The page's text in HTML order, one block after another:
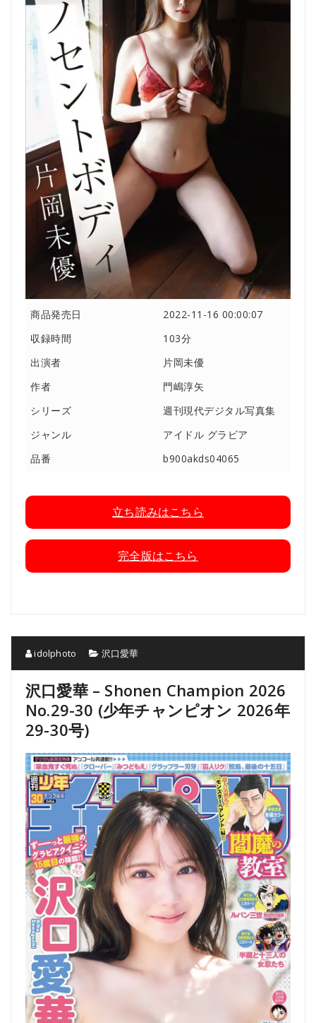
商品発売日
2022-11-16 00:00:07
収録時間
103分
出演者
片岡未優
作者
門嶋淳矢
シリーズ
週刊現代デジタル写真集
ジャンル
アイドル グラビア
品番
b900akds04065
立ち読みはこちら
完全版はこちら
idolphoto 沢口愛華
沢口愛華 – Shonen Champion 2026
No.29-30 (少年チャンピオン 2026年
29-30号)